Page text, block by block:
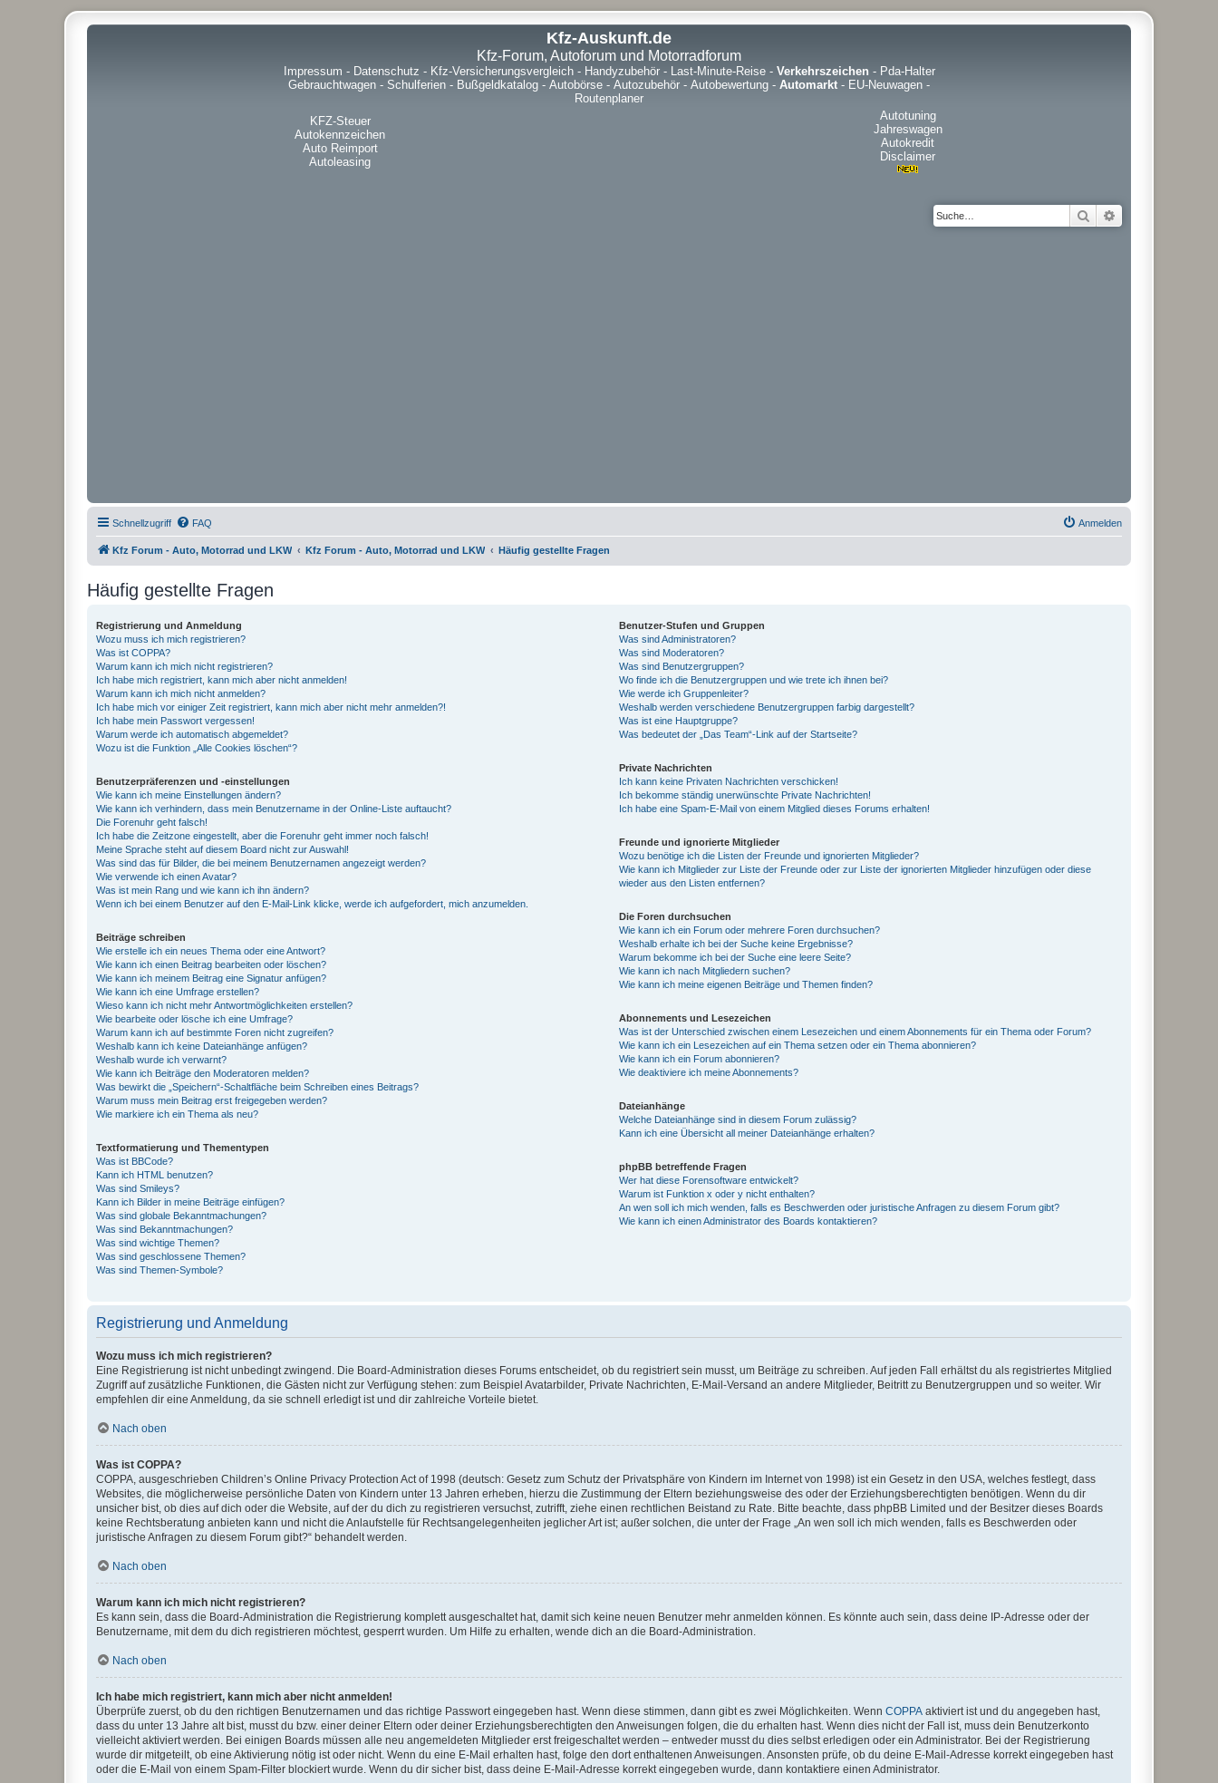
Kfz-Auskunft.de
Kfz-Forum, Autoforum und Motorradforum
Impressum - Datenschutz - Kfz-Versicherungsvergleich- Handyzubehör- Last-Minute-Reise- Verkehrszeichen- Pda-Halter
Gebrauchtwagen - Schulferien - Bußgeldkatalog - Autobörse - Autozubehör - Autobewertung - Automarkt - EU-Neuwagen -
Routenplaner
KFZ-Steuer
Autokennzeichen
Auto Reimport
Autoleasing
Autotuning
Jahreswagen
Autokredit
Disclaimer
Suche
Schnellzugriff FAQ Anmelden
Kfz Forum - Auto, Motorrad und LKW Kfz Forum - Auto, Motorrad und LKW Häufig gestellte Fragen
Häufig gestellte Fragen
Registrierung und Anmeldung
Wozu muss ich mich registrieren?
Was ist COPPA?
Warum kann ich mich nicht registrieren?
Ich habe mich registriert, kann mich aber nicht anmelden!
Warum kann ich mich nicht anmelden?
Ich habe mich vor einiger Zeit registriert, kann mich aber nicht mehr anmelden?!
Ich habe mein Passwort vergessen!
Warum werde ich automatisch abgemeldet?
Wozu ist die Funktion „Alle Cookies löschen“?
Benutzerpräferenzen und -einstellungen
Wie kann ich meine Einstellungen ändern?
Wie kann ich verhindern, dass mein Benutzername in der Online-Liste auftaucht?
Die Forenuhr geht falsch!
Ich habe die Zeitzone eingestellt, aber die Forenuhr geht immer noch falsch!
Meine Sprache steht auf diesem Board nicht zur Auswahl!
Was sind das für Bilder, die bei meinem Benutzernamen angezeigt werden?
Wie verwende ich einen Avatar?
Was ist mein Rang und wie kann ich ihn ändern?
Wenn ich bei einem Benutzer auf den E-Mail-Link klicke, werde ich aufgefordert, mich anzumelden.
Beiträge schreiben
Wie erstelle ich ein neues Thema oder eine Antwort?
Wie kann ich einen Beitrag bearbeiten oder löschen?
Wie kann ich meinem Beitrag eine Signatur anfügen?
Wie kann ich eine Umfrage erstellen?
Wieso kann ich nicht mehr Antwortmöglichkeiten erstellen?
Wie bearbeite oder lösche ich eine Umfrage?
Warum kann ich auf bestimmte Foren nicht zugreifen?
Weshalb kann ich keine Dateianhänge anfügen?
Weshalb wurde ich verwarnt?
Wie kann ich Beiträge den Moderatoren melden?
Was bewirkt die „Speichern“-Schaltfläche beim Schreiben eines Beitrags?
Warum muss mein Beitrag erst freigegeben werden?
Wie markiere ich ein Thema als neu?
Textformatierung und Thementypen
Was ist BBCode?
Kann ich HTML benutzen?
Was sind Smileys?
Kann ich Bilder in meine Beiträge einfügen?
Was sind globale Bekanntmachungen?
Was sind Bekanntmachungen?
Was sind wichtige Themen?
Was sind geschlossene Themen?
Was sind Themen-Symbole?
Benutzer-Stufen und Gruppen
Was sind Administratoren?
Was sind Moderatoren?
Was sind Benutzergruppen?
Wo finde ich die Benutzergruppen und wie trete ich ihnen bei?
Wie werde ich Gruppenleiter?
Weshalb werden verschiedene Benutzergruppen farbig dargestellt?
Was ist eine Hauptgruppe?
Was bedeutet der „Das Team“-Link auf der Startseite?
Private Nachrichten
Ich kann keine Privaten Nachrichten verschicken!
Ich bekomme ständig unerwünschte Private Nachrichten!
Ich habe eine Spam-E-Mail von einem Mitglied dieses Forums erhalten!
Freunde und ignorierte Mitglieder
Wozu benötige ich die Listen der Freunde und ignorierten Mitglieder?
Wie kann ich Mitglieder zur Liste der Freunde oder zur Liste der ignorierten Mitglieder hinzufügen oder diese
wieder aus den Listen entfernen?
Die Foren durchsuchen
Wie kann ich ein Forum oder mehrere Foren durchsuchen?
Weshalb erhalte ich bei der Suche keine Ergebnisse?
Warum bekomme ich bei der Suche eine leere Seite?
Wie kann ich nach Mitgliedern suchen?
Wie kann ich meine eigenen Beiträge und Themen finden?
Abonnements und Lesezeichen
Was ist der Unterschied zwischen einem Lesezeichen und einem Abonnements für ein Thema oder Forum?
Wie kann ich ein Lesezeichen auf ein Thema setzen oder ein Thema abonnieren?
Wie kann ich ein Forum abonnieren?
Wie deaktiviere ich meine Abonnements?
Dateianhänge
Welche Dateianhänge sind in diesem Forum zulässig?
Kann ich eine Übersicht all meiner Dateianhänge erhalten?
phpBB betreffende Fragen
Wer hat diese Forensoftware entwickelt?
Warum ist Funktion x oder y nicht enthalten?
An wen soll ich mich wenden, falls es Beschwerden oder juristische Anfragen zu diesem Forum gibt?
Wie kann ich einen Administrator des Boards kontaktieren?
Registrierung und Anmeldung
Wozu muss ich mich registrieren?
Eine Registrierung ist nicht unbedingt zwingend. Die Board-Administration dieses Forums entscheidet, ob du registriert sein musst, um Beiträge zu schreiben. Auf jeden Fall erhältst du als registriertes Mitglied
Zugriff auf zusätzliche Funktionen, die Gästen nicht zur Verfügung stehen: zum Beispiel Avatarbilder, Private Nachrichten, E-Mail-Versand an andere Mitglieder, Beitritt zu Benutzergruppen und so weiter. Wir
empfehlen dir eine Anmeldung, da sie schnell erledigt ist und dir zahlreiche Vorteile bietet.
Nach oben
Was ist COPPA?
COPPA, ausgeschrieben Children’s Online Privacy Protection Act of 1998 (deutsch: Gesetz zum Schutz der Privatsphäre von Kindern im Internet von 1998) ist ein Gesetz in den USA, welches festlegt, dass
Websites, die möglicherweise persönliche Daten von Kindern unter 13 Jahren erheben, hierzu die Zustimmung der Eltern beziehungsweise des oder der Erziehungsberechtigten benötigen. Wenn du dir
unsicher bist, ob dies auf dich oder die Website, auf der du dich zu registrieren versuchst, zutrifft, ziehe einen rechtlichen Beistand zu Rate. Bitte beachte, dass phpBB Limited und der Besitzer dieses Boards
keine Rechtsberatung anbieten kann und nicht die Anlaufstelle für Rechtsangelegenheiten jeglicher Art ist; außer solchen, die unter der Frage „An wen soll ich mich wenden, falls es Beschwerden oder
juristische Anfragen zu diesem Forum gibt?“ behandelt werden.
Nach oben
Warum kann ich mich nicht registrieren?
Es kann sein, dass die Board-Administration die Registrierung komplett ausgeschaltet hat, damit sich keine neuen Benutzer mehr anmelden können. Es könnte auch sein, dass deine IP-Adresse oder der
Benutzername, mit dem du dich registrieren möchtest, gesperrt wurden. Um Hilfe zu erhalten, wende dich an die Board-Administration.
Nach oben
Ich habe mich registriert, kann mich aber nicht anmelden!
Überprüfe zuerst, ob du den richtigen Benutzernamen und das richtige Passwort eingegeben hast. Wenn diese stimmen, dann gibt es zwei Möglichkeiten. Wenn COPPA aktiviert ist und du angegeben hast,
dass du unter 13 Jahre alt bist, musst du bzw. einer deiner Eltern oder deiner Erziehungsberechtigten den Anweisungen folgen, die du erhalten hast. Wenn dies nicht der Fall ist, muss dein Benutzerkonto
vielleicht aktiviert werden. Bei einigen Boards müssen alle neu angemeldeten Mitglieder erst freigeschaltet werden – entweder musst du dies selbst erledigen oder ein Administrator. Bei der Registrierung
wurde dir mitgeteilt, ob eine Aktivierung nötig ist oder nicht. Wenn du eine E-Mail erhalten hast, folge den dort enthaltenen Anweisungen. Ansonsten prüfe, ob du deine E-Mail-Adresse korrekt eingegeben hast
oder die E-Mail von einem Spam-Filter blockiert wurde. Wenn du dir sicher bist, dass deine E-Mail-Adresse korrekt eingegeben wurde, dann kontaktiere einen Administrator.